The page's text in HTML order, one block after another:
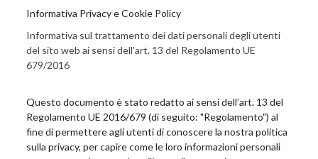
Informativa Privacy e Cookie Policy
Informativa sul trattamento dei dati personali degli utenti
del sito web ai sensi dell'art. 13 del Regolamento UE
679/2016
Questo documento è stato redatto ai sensi dell’art. 13 del
Regolamento UE 2016/679 (di seguito: "Regolamento") al
fine di permettere agli utenti di conoscere la nostra politica
sulla privacy, per capire come le loro informazioni personali